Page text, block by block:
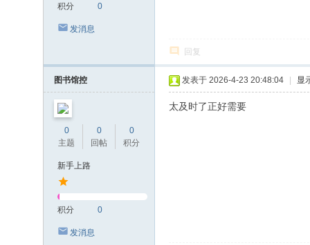
积分 0
发消息
回复
图书馆控
0
主题
0
回帖
0
积分
新手上路
积分 0
发消息
发表于 2026-4-23 20:48:04 显
太及时了正好需要